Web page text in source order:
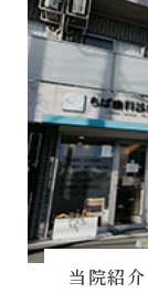
当院紹介